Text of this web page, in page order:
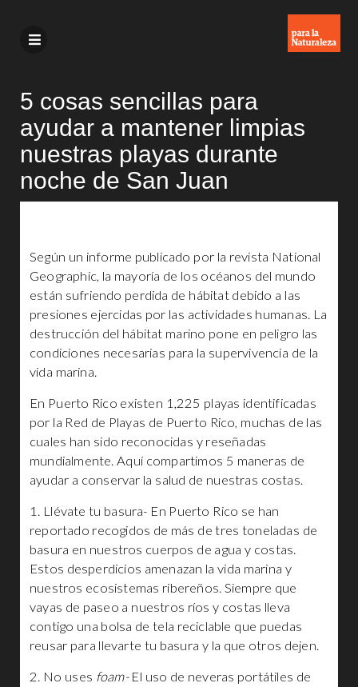
5 cosas sencillas para
ayudar a mantener limpias
nuestras playas durante
noche de San Juan
Según un informe publicado por la revista National
Geographic, la mayoría de los océanos del mundo
están sufriendo perdida de hábitat debido a las
presiones ejercidas por las actividades humanas. La
destrucción del hábitat marino pone en peligro las
condiciones necesarias para la supervivencia de la
vida marina.
En Puerto Rico existen 1,225 playas identificadas
por la Red de Playas de Puerto Rico, muchas de las
cuales han sido reconocidas y reseñadas
mundialmente. Aquí compartimos 5 maneras de
ayudar a conservar la salud de nuestras costas.
1. Llévate tu basura- En Puerto Rico se han
reportado recogidos de más de tres toneladas de
basura en nuestros cuerpos de agua y costas.
Estos desperdicios amenazan la vida marina y
nuestros ecosistemas ribereños. Siempre que
vayas de paseo a nuestros ríos y costas lleva
contigo una bolsa de tela reciclable que puedas
reusar para llevarte tu basura y la que otros dejen.
2. No uses foam-El uso de neveras portátiles de